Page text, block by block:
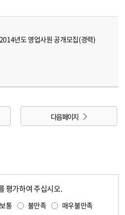
년도 영업사원 공개모집(경력)
다음 페이지
평가하여 주십시오.
보통 불만족 매우불만족